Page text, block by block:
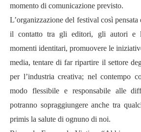
momento di comunicazione previsto.
L’organizzazione del festival così
il contatto tra gli editori, gli autori e
momenti identitari, promuovere le
media, tentare di far ripartire il settore
per l’industria creativa; nel contempo
modo flessibile e responsabile alle
potranno sopraggiungere anche tra
primis la salute di ognuno di noi.